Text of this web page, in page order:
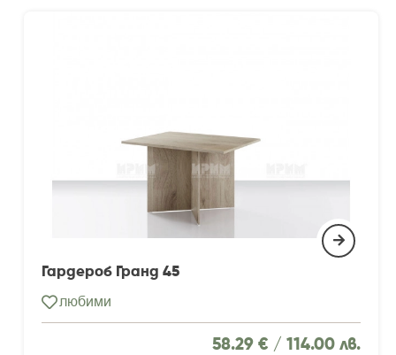
Гардероб Гранд 45
любими
58.29 € / 114.00 лв.